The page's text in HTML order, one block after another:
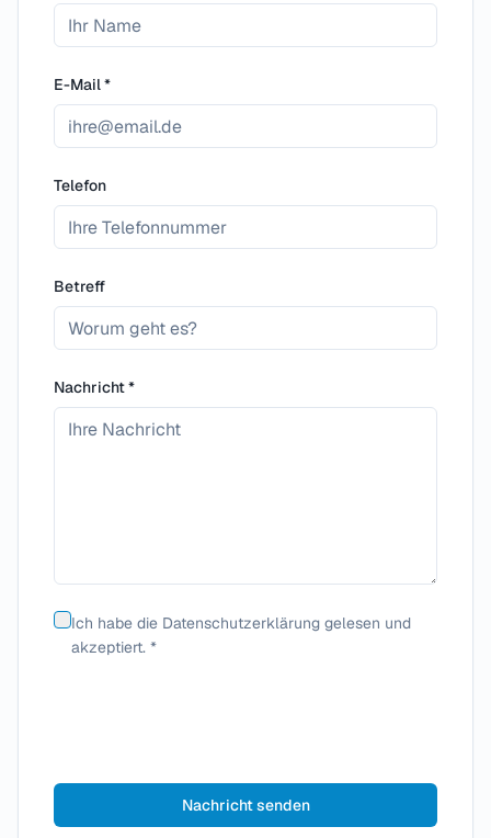
E-Mail*
Telefon
Betreff
Nachricht*
Ich habe die Datenschutzerklärung gelesen und
akzeptiert. *
Nachricht senden